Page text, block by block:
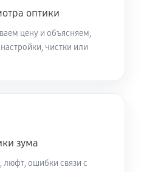
Canon EF 75-300
60 минут
оптики
цену и объясняем,
чистки или
зума
люфт, ошибки связи с